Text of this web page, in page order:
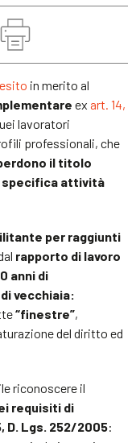
in merito al
ex art. 14,
lavoratori
professionali, che
il titolo
specifica attività
per raggiunti
rapporto di lavoro
anni di
vecchiaia:
“finestre”,
del diritto ed
riconoscere il
requisiti di
D. Lgs. 252/2005: